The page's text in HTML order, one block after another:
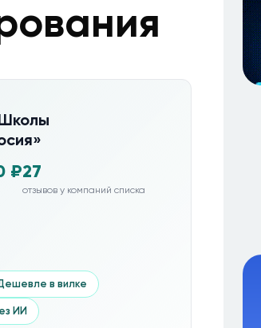
₽27
отзывов у компаний списка
в вилке
ИИ